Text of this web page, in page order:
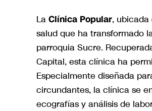
La Clínica Popular, ubicada
salud que ha transformado
parroquia Sucre.
Capital, esta clínica ha
Especialmente diseñada
circundantes, la clínica se
ecografías y análisis de